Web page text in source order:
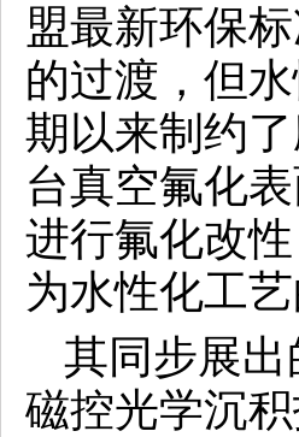
盟最新环保
的过渡，但
期以来制约
台真空氟化
进行氟化改
为水性化工
其同步展
磁控光学沉